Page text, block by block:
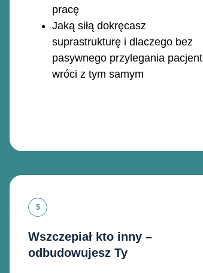
pracę
Jaką siłą dokręcasz
suprastrukturę i dlaczego bez
pasywnego przylegania pacjent
wróci z tym samym
Wszczepiał kto inny –
odbudowujesz Ty